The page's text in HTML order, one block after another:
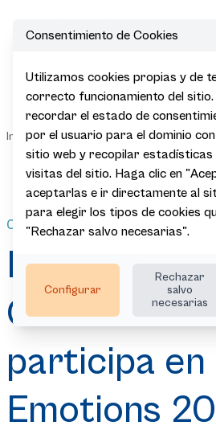
Inicio
Sala de
| Actualidad
04.06.2026
Basque
Confidential
participa en
Emotions
Consentimiento de Cookies
Utilizamos cookies propias y de
correcto funcionamiento del
recordar el estado de
por el usuario para el dominio
sitio web y recopilar estadísticas
visitas del sitio. Haga clic en
aceptarlas e ir directamente al
para elegir los tipos de cookies
"Rechazar salvo necesarias".
Configurar
Rechazar
salvo
necesarias